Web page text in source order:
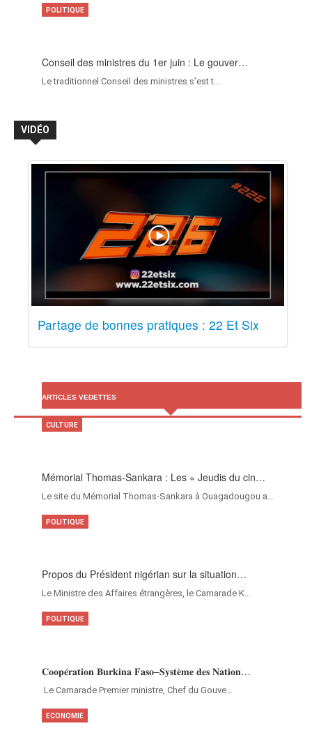
Conseil des ministres du 1er juin : Le gouver…
Le traditionnel Conseil des ministres s’est t…
POLITIQUE
VIDÉO
Partage de bonnes pratiques : 22 Et Six
ARTICLES VEDETTES
Mémorial Thomas-Sankara : Les « Jeudis du cin…
Le site du Mémorial Thomas-Sankara à Ouagadougou a…
CULTURE
Propos du Président nigérian sur la situation…
Le Ministre des Affaires étrangères, le Camarade K…
POLITIQUE
𝐂𝐨𝐨𝐩𝐞́𝐫𝐚𝐭𝐢𝐨𝐧 𝐁𝐮𝐫𝐤𝐢𝐧𝐚 𝐅𝐚𝐬𝐨–𝐒𝐲𝐬𝐭𝐞̀𝐦𝐞 𝐝𝐞𝐬 𝐍𝐚𝐭𝐢𝐨𝐧…
‎Le Camarade Premier ministre, Chef du Gouve…
POLITIQUE
ECONOMIE